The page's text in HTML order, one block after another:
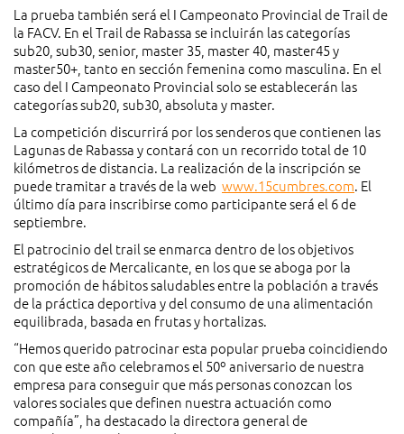
La prueba también será el I Campeonato Provincial de Trail de
la FACV. En el Trail de Rabassa se incluirán las categorías
sub20, sub30, senior, master 35, master 40, master45 y
master50+, tanto en sección femenina como masculina. En el
caso del I Campeonato Provincial solo se establecerán las
categorías sub20, sub30, absoluta y master.
La competición discurrirá por los senderos que contienen las
Lagunas de Rabassa y contará con un recorrido total de 10
kilómetros de distancia. La realización de la inscripción se
puede tramitar a través de la web www.15cumbres.com. El
último día para inscribirse como participante será el 6 de
septiembre.
El patrocinio del trail se enmarca dentro de los objetivos
estratégicos de Mercalicante, en los que se aboga por la
promoción de hábitos saludables entre la población a través
de la práctica deportiva y del consumo de una alimentación
equilibrada, basada en frutas y hortalizas.
“Hemos querido patrocinar esta popular prueba coincidiendo
con que este año celebramos el 50º aniversario de nuestra
empresa para conseguir que más personas conozcan los
valores sociales que definen nuestra actuación como
compañía”, ha destacado la directora general de